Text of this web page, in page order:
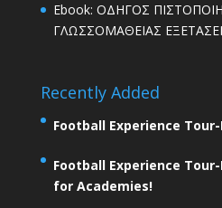
Ebook: ΟΔΗΓΟΣ
ΓΛΩΣΣΟΜΑΘΕΙΑΣ
Recently Added
Football Experience
Football Experience
for Academies!